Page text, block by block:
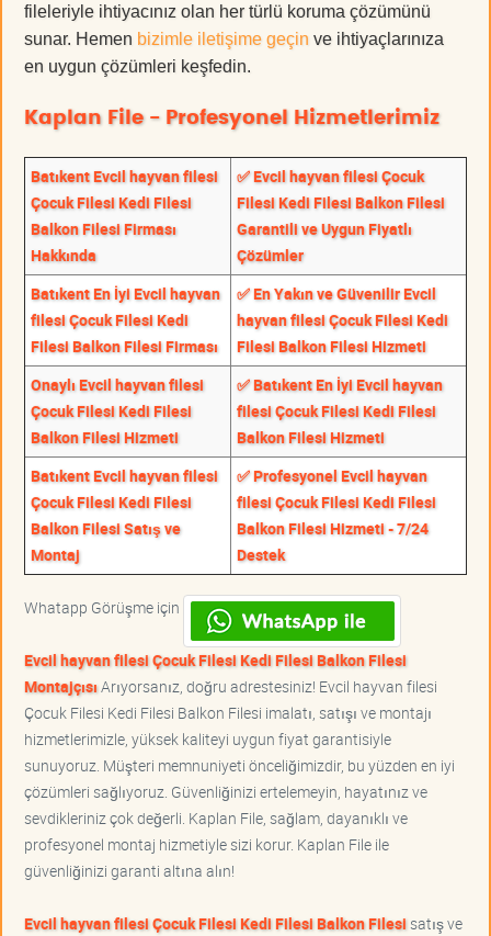
fileleriyle ihtiyacınız olan her türlü koruma çözümünü
sunar. Hemen bizimle iletişime geçin ve ihtiyaçlarınıza
en uygun çözümleri keşfedin.
Kaplan File - Profesyonel Hizmetlerimiz
Batıkent Evcil hayvan filesi
Çocuk Filesi Kedi Filesi
Balkon Filesi Firması
Hakkında
✅ Evcil hayvan filesi Çocuk
Filesi Kedi Filesi Balkon Filesi
Garantili ve Uygun Fiyatlı
Çözümler
Batıkent En İyi Evcil hayvan
filesi Çocuk Filesi Kedi
Filesi Balkon Filesi Firması
✅ En Yakın ve Güvenilir Evcil
hayvan filesi Çocuk Filesi Kedi
Filesi Balkon Filesi Hizmeti
Onaylı Evcil hayvan filesi
Çocuk Filesi Kedi Filesi
Balkon Filesi Hizmeti
✅ Batıkent En İyi Evcil hayvan
filesi Çocuk Filesi Kedi Filesi
Balkon Filesi Hizmeti
Batıkent Evcil hayvan filesi
Çocuk Filesi Kedi Filesi
Balkon Filesi Satış ve
Montaj
✅ Profesyonel Evcil hayvan
filesi Çocuk Filesi Kedi Filesi
Balkon Filesi Hizmeti - 7/24
Destek
Whatapp Görüşme için
Evcil hayvan filesi Çocuk Filesi Kedi Filesi Balkon Filesi
MontajçısıArıyorsanız, doğru adrestesiniz! Evcil hayvan filesi
Çocuk Filesi Kedi Filesi Balkon Filesi imalatı, satışı ve montajı
hizmetlerimizle, yüksek kaliteyi uygun fiyat garantisiyle
sunuyoruz. Müşteri memnuniyeti önceliğimizdir, bu yüzden en iyi
çözümleri sağlıyoruz. Güvenliğinizi ertelemeyin, hayatınız ve
sevdikleriniz çok değerli. Kaplan File, sağlam, dayanıklı ve
profesyonel montaj hizmetiyle sizi korur. Kaplan File ile
güvenliğinizi garanti altına alın!
Evcil hayvan filesi Çocuk Filesi Kedi Filesi Balkon Filesisatış ve